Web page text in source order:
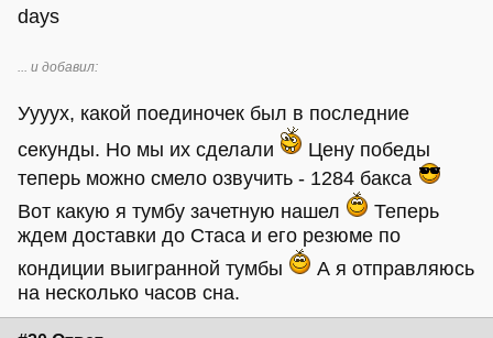
days
... и добавил:
Уууух, какой поединочек был в последние
секунды. Но мы их сделали
Цену победы
теперь можно смело озвучить - 1284 бакса
Вот какую я тумбу зачетную нашел
Теперь
ждем доставки до Стаса и его резюме по
кондиции выигранной тумбы
А я отправляюсь
на несколько часов сна.